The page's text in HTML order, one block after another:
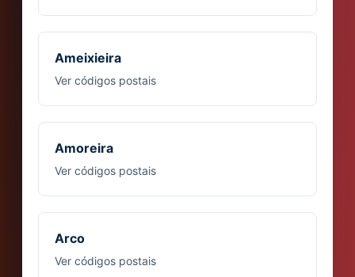
Ameixieira
Ver códigos postais
Amoreira
Ver códigos postais
Arco
Ver códigos postais